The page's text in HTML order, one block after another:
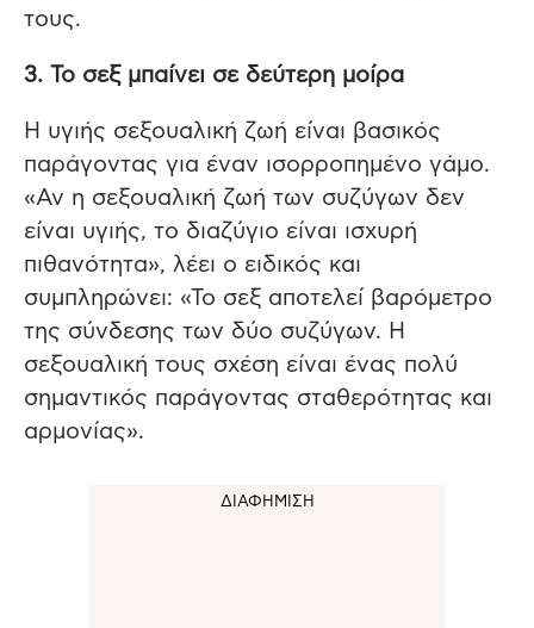
τους.
3. Το σεξ μπαίνει σε δεύτερη μοίρα
Η υγιής σεξουαλική ζωή είναι βασικός
παράγοντας για έναν ισορροπημένο γάμο.
«Αν η σεξουαλική ζωή των συζύγων δεν
είναι υγιής, το διαζύγιο είναι ισχυρή
πιθανότητα», λέει ο ειδικός και
συμπληρώνει: «Το σεξ αποτελεί βαρόμετρο
της σύνδεσης των δύο συζύγων. Η
σεξουαλική τους σχέση είναι ένας πολύ
σημαντικός παράγοντας σταθερότητας και
αρμονίας».